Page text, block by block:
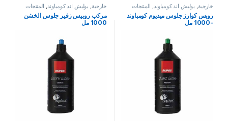
خارجية, بوليش اند كومباوند, المنتجات
روبس كوارز جلوس ميديوم كومباوند
-1000 مل
خارجية, بوليش اند كومباوند, المنتجات
مركب روبيس زفير جلوس الخشن
1000 مل